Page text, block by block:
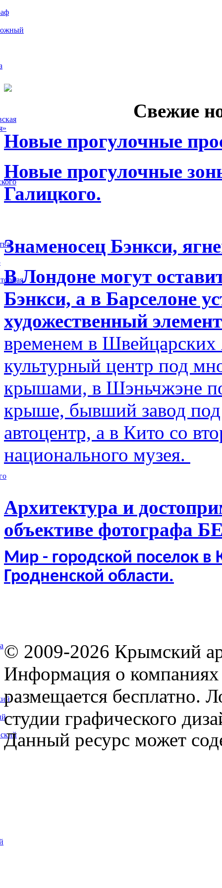
Свежие
Новые прогулочные
Новые прогулочные
Галицкого.
Знаменосец Бэнкси,
В Лондоне могут
Бэнкси, а в Барселоне
художественный
временем в Швейцарских
культурный центр под
крышами, в Шэньчжэне
крыше, бывший завод
автоцентр, а в Кито со
национального музея.
Архитектура и
объективе фотографа
Мир - городской поселок в
Гродненской области.
© 2009-2026 Крымский
Информация о компаниях
размещается бесплатно.
студии графического
Данный ресурс может